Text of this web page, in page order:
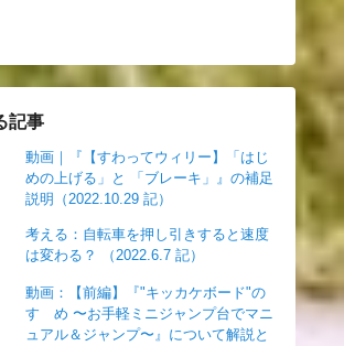
記事
動画｜『【すわってウィリー】「はじ
めの上げる」と 「ブレーキ」』の補足
説明（2022.10.29 記）
考える：自転車を押し引きすると速度
は変わる？ （2022.6.7 記）
動画：【前編】『"キッカケボード"の
すゝめ 〜お手軽ミニジャンプ台でマニ
ュアル＆ジャンプ〜』について解説と